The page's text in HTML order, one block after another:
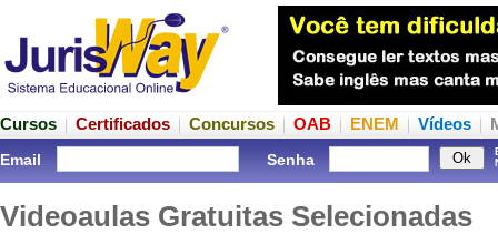
Cursos Certificados Concursos OAB ENEM Vídeos
Email Senha
Videoaulas Gratuitas Selecionadas